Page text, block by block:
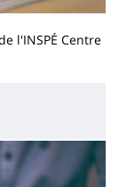
l'INSPÉ Centre